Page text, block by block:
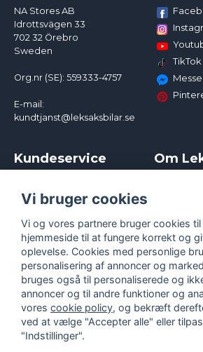
NA Stores AB
Idrottsvägen 33
702 32 Örebro
Sweden
Org.nr (SE): 559333-4757
E-mail:
kundtjanst@leksaksbilar.se
TikTok
Kundeservice
Kampagner og rabatter
Reklamation
Policy chase cars
Returnera
Logga in
Om
Cookies
Vi bruger cookies
Vi og vores partnere bruger cookies
hjemmeside til at fungere korrekt og
oplevelse. Cookies med personlige
personalisering af annoncer og
bruges også til personaliserede og
annoncer og til andre funktioner og
vores cookie policy, og bekræft
ved at vælge "Accepter alle" eller
"Indstillinger".